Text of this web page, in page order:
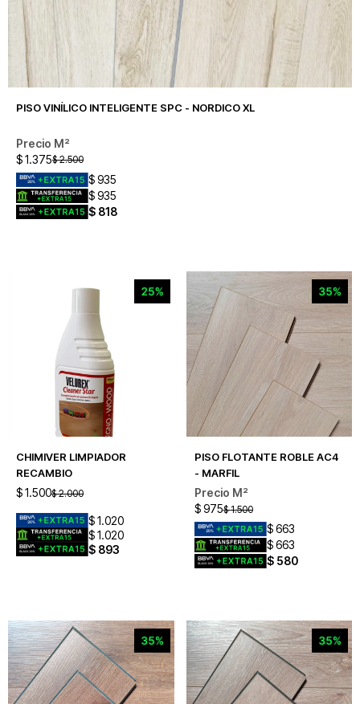
PISO VINÍLICO INTELIGENTE SPC - NORDICO XL
$1.375$ 2.500
$935
$935
$ 818
CHIMIVER LIMPIADOR
RECAMBIO
$1.500$ 2.000
$1.020
$1.020
$ 893
PISO FLOTANTE ROBLE AC4
- MARFIL
$ 975$ 1.500
$ 663
$ 663
$ 580